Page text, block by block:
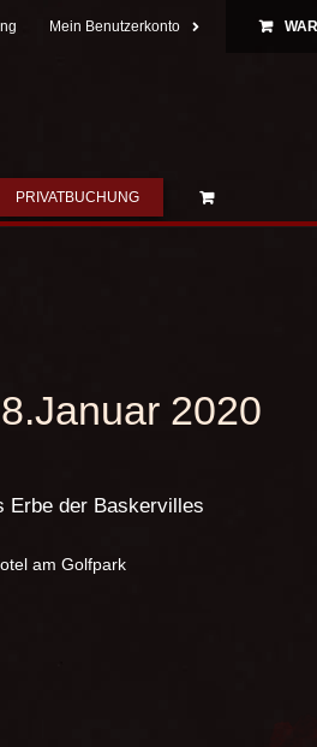
Mein Benutzerkonto
PRIVATBUCHUNG
2020
Erbe der Baskervilles
am Golfpark